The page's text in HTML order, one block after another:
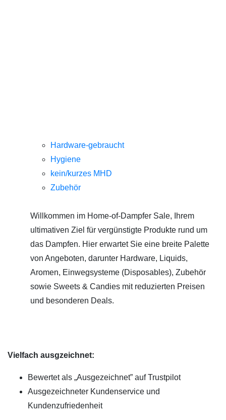
Hardware-gebraucht
Hygiene
kein/kurzes MHD
Zubehör
Willkommen im Home-of-Dampfer Sale, Ihrem
ultimativen Ziel für vergünstigte Produkte rund um
das Dampfen. Hier erwartet Sie eine breite Palette
von Angeboten, darunter Hardware, Liquids,
Aromen, Einwegsysteme (Disposables), Zubehör
sowie Sweets & Candies mit reduzierten Preisen
und besonderen Deals.
Vielfach ausgzeichnet:
Bewertet als „Ausgezeichnet” auf Trustpilot
Ausgezeichneter Kundenservice und
Kundenzufriedenheit